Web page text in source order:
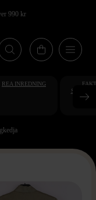
990 kr
REA INREDNING